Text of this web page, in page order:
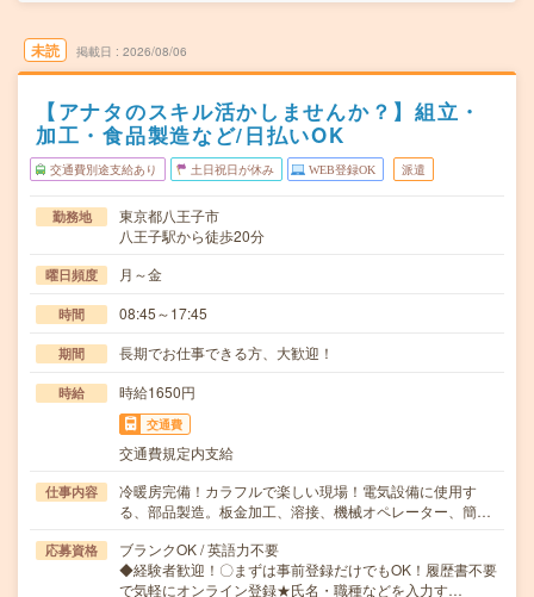
未読 掲載日 2026/08/06
【アナタのスキル活かしませんか？】組立・
加工・食品製造など/日払いOK
交通費別途支給あり 土日祝日が休み WEB登録OK 派遣
勤務地
東京都八王子市
八王子駅から徒歩20分
曜日頻度 月～金
時間 08:45～17:45
期間 長期でお仕事できる方、大歓迎！
時給 時給1650円
交通費
交通費規定内支給
仕事内容
冷暖房完備！カラフルで楽しい現場！電気設備に使用す
る、部品製造。板金加工、溶接、機械オペレーター、簡…
応募資格
ブランクOK / 英語力不要
◆経験者歓迎！〇まずは事前登録だけでもOK！履歴書不要
で気軽にオンライン登録★氏名・職種などを入力す…